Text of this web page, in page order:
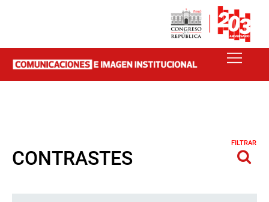
CONTRASTES
FILTRAR